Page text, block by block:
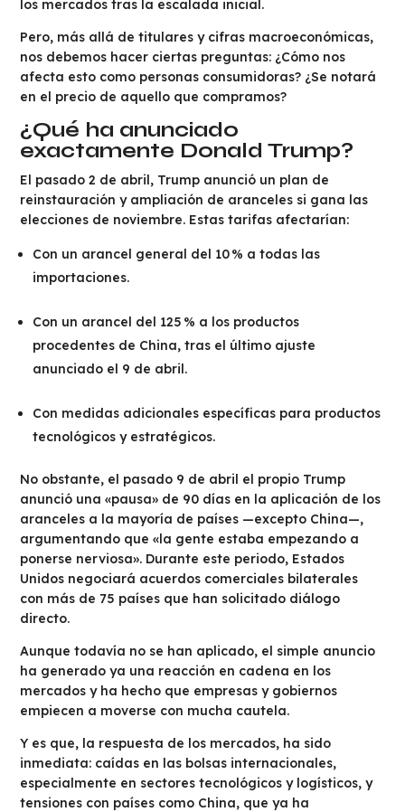
los mercados tras la escalada inicial.
Pero, más allá de titulares y cifras macroeconómicas,
nos debemos hacer ciertas preguntas: ¿Cómo nos
afecta esto como personas consumidoras? ¿Se notará
en el precio de aquello que compramos?
¿Qué ha anunciado
exactamente Donald Trump?
El pasado 2 de abril, Trump anunció un plan de
reinstauración y ampliación de aranceles si gana las
elecciones de noviembre. Estas tarifas afectarían:
Con un arancel general del 10 % a todas las
importaciones.
Con un arancel del 125 % a los productos
procedentes de China, tras el último ajuste
anunciado el 9 de abril.
Con medidas adicionales específicas para productos
tecnológicos y estratégicos.
No obstante, el pasado 9 de abril el propio Trump
anunció una «pausa» de 90 días en la aplicación de los
aranceles a la mayoría de países —excepto China—,
argumentando que «la gente estaba empezando a
ponerse nerviosa». Durante este periodo, Estados
Unidos negociará acuerdos comerciales bilaterales
con más de 75 países que han solicitado diálogo
directo.
Aunque todavía no se han aplicado, el simple anuncio
ha generado ya una reacción en cadena en los
mercados y ha hecho que empresas y gobiernos
empiecen a moverse con mucha cautela.
Y es que, la respuesta de los mercados, ha sido
inmediata: caídas en las bolsas internacionales,
especialmente en sectores tecnológicos y logísticos, y
tensiones con países como China, que ya ha